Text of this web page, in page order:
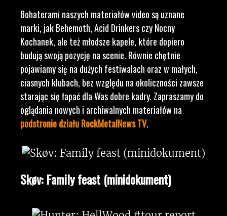
Bohaterami naszych materiałów video są uznane
marki, jak Behemoth, Acid Drinkers czy Nocny
Kochanek, ale też młodsze kapele, które dopiero
budują swoją pozycję na scenie. Równie chętnie
pojawiamy się na dużych festiwalach oraz w małych,
ciasnych klubach, bez względu na okoliczności zawsze
starając się łapać dla Was dobre kadry. Zapraszamy do
oglądania nowych i archiwalnych materiałów na
podstronie działu RockMetalNews TV.
Skøv: Family feast (minidokument)